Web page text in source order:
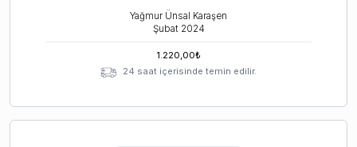
Yağmur Ünsal Karaşen
Şubat 2024
1.220,00₺
24 saat içerisinde temin edilir.